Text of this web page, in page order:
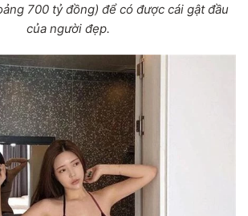
700 tỷ đồng) để có được cái gật đầu
của người đẹp.